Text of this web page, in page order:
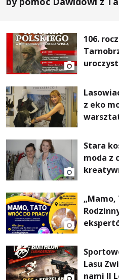
106.
z eko
Stara
moda z
„Mamo,
Lasu
nami II